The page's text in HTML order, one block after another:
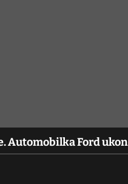
Automobilka Ford